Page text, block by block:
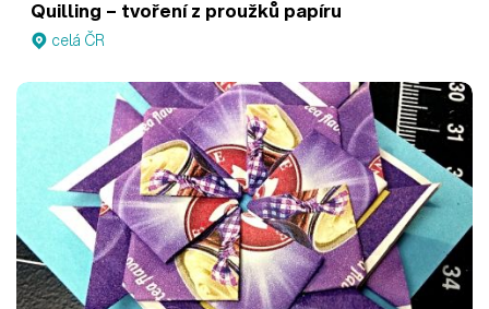
Quilling – tvoření z proužků papíru
celá ČR